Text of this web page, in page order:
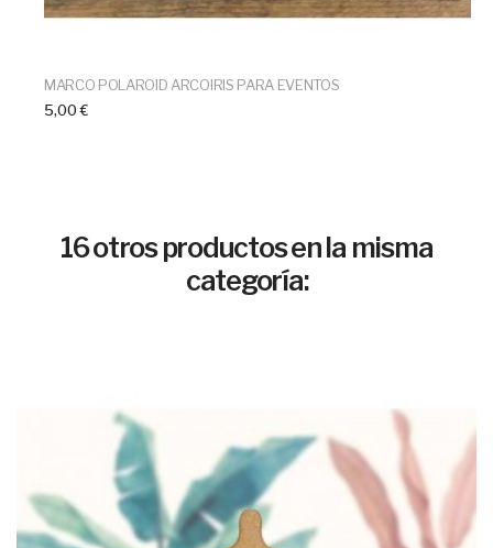
MARCO POLAROID ARCOIRIS PARA EVENTOS
5,00 €
16 otros productos en la misma
categoría: